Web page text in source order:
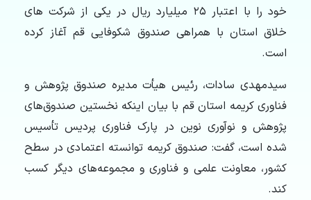
خود را با اعتبار ۲۵ میلیارد ریال در یکی از شرکت های
خلاق استان با همراهی صندوق شکوفایی قم آغاز کرده
است.
سیدمهدی سادات، رئیس هیأت مدیره صندوق پژوهش و
فناوری کریمه استان قم با بیان اینکه نخستین صندوق‌های
پژوهش و نوآوری نوین در پارک فناوری پردیس تأسیس
شده است، گفت: صندوق کریمه توانسته اعتمادی در سطح
کشور، معاونت علمی و فناوری و مجموعه‌های دیگر کسب
کند.